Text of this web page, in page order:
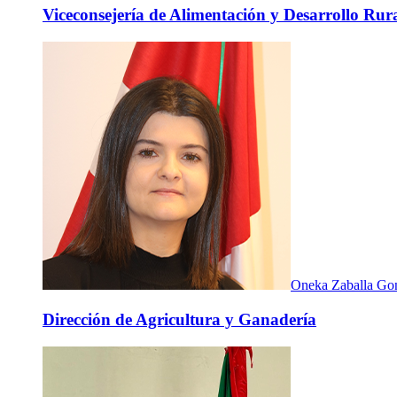
Viceconsejería de Alimentación y Desarrollo
Oneka Zaballa
Dirección de Agricultura y Ganadería